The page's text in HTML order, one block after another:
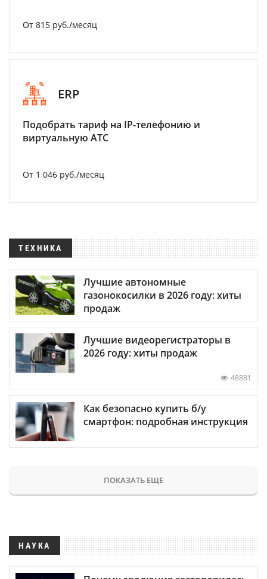
От 815 руб./месяц
ERP
Подобрать тариф на IP-телефонию и
виртуальную АТС
От 1 046 руб./месяц
ТЕХНИКА
Лучшие автономные
газонокосилки в 2026 году: хиты
продаж
Лучшие видеорегистраторы в
2026 году: хиты продаж
48881
Как безопасно купить б/у
смартфон: подробная инструкция
ПОКАЗАТЬ ЕЩЕ
НАУКА